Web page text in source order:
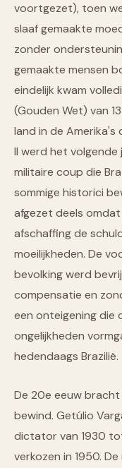
voortgezet), toen
slaaf gemaakte
zonder
gemaakte mensen
eindelijk kwam
(Gouden Wet) van
land in de Amerika's
II werd het volgende
militaire coup die
sommige historici
afgezet deels omdat
afschaffing de
moeilijkheden. De
bevolking werd
compensatie en
een onteigening die
ongelijkheden
hedendaags Brazilië.
De 20e eeuw
bewind. Getúlio
dictator van 1930
verkozen in 1950.